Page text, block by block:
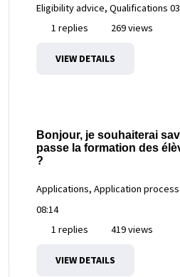
Eligibility advice, Qualifications
1 replies
269 views
VIEW DETAILS
Bonjour, je souhaiterai
passe la formation des
?
Applications, Application process
08:14
1 replies
419 views
VIEW DETAILS